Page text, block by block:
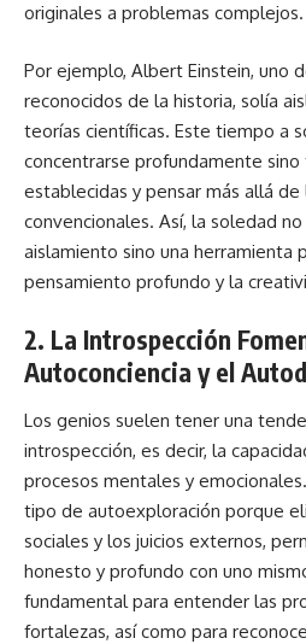
originales a problemas complejos.
Por ejemplo, Albert Einstein, uno
reconocidos de la historia, solía
teorías científicas. Este tiempo a
concentrarse profundamente
establecidas y pensar más allá
convencionales. Así, la soledad
aislamiento sino una herramienta
pensamiento profundo y la
2. La Introspección
Autoconciencia y el
Los genios suelen tener una
introspección, es decir, la
procesos mentales y
tipo de autoexploración porque
sociales y los juicios externos,
honesto y profundo con uno
fundamental para entender las
fortalezas, así como para